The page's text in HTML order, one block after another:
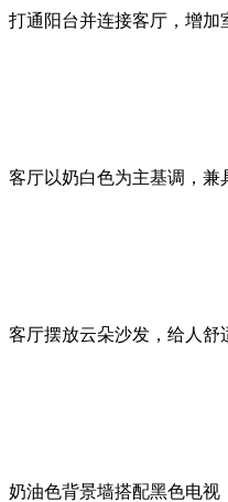
打通阳台并连接客厅，增加
客厅以奶白色为主基调，兼
客厅摆放云朵沙发，给人
奶油色背景墙搭配黑色电视